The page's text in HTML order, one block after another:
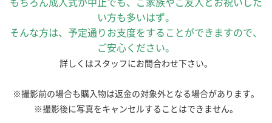
もちろん成人式が中止でも、ご家族やご友人とお祝いした
い方も多いはず。
そんな方は、予定通りお支度をすることができますので、
ご安心ください。
詳しくはスタッフにお問合わせ下さい。
※撮影前の場合も購入物は返金の対象外となる場合があります。
※撮影後に写真をキャンセルすることはできません。